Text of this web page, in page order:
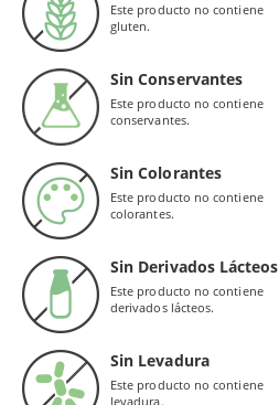
Este producto no contiene
gluten.
Sin Conservantes
Este producto no contiene
conservantes.
Sin Colorantes
Este producto no contiene
colorantes.
Sin Derivados Lácteos
Este producto no contiene
derivados lácteos.
Sin Levadura
Este producto no contiene
levadura.